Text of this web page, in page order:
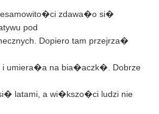
zdawa�o si�
pod
Dopiero tam przejrza�
umiera�a na bia�aczk�. Dobrze
latami, a wi�kszo�ci ludzi nie